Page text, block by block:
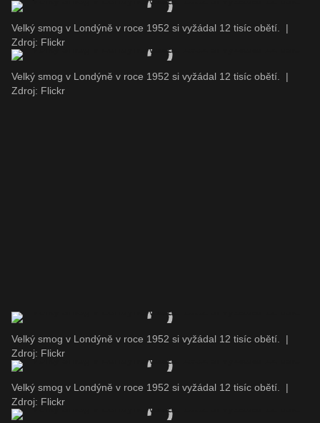
Velký smog v Londýně v roce 1952 si vyžádal 12 tisíc obětí.
|
Zdroj: Flickr
Velký smog v Londýně v roce 1952 si vyžádal 12 tisíc obětí.
|
Zdroj: Flickr
Velký smog v Londýně v roce 1952 si vyžádal 12 tisíc obětí.
|
Zdroj: Flickr
Velký smog v Londýně v roce 1952 si vyžádal 12 tisíc obětí.
|
Zdroj: Flickr